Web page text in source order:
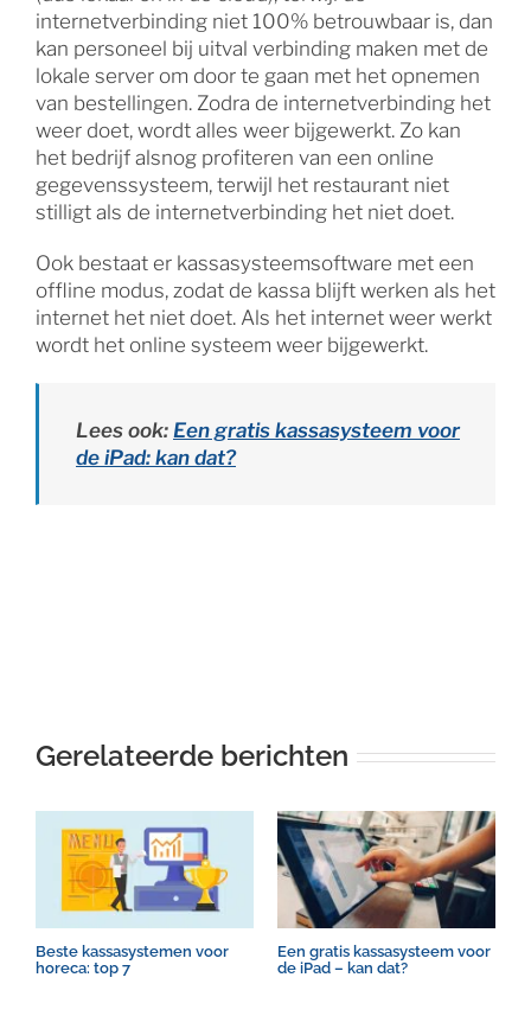
internetverbinding niet 100% betrouwbaar is, dan
kan personeel bij uitval verbinding maken met de
lokale server om door te gaan met het opnemen
van bestellingen. Zodra de internetverbinding het
weer doet, wordt alles weer bijgewerkt. Zo kan
het bedrijf alsnog profiteren van een online
gegevenssysteem, terwijl het restaurant niet
stilligt als de internetverbinding het niet doet.
Ook bestaat er kassasysteemsoftware met een
offline modus, zodat de kassa blijft werken als het
internet het niet doet. Als het internet weer werkt
wordt het online systeem weer bijgewerkt.
Lees ook: Een gratis kassasysteem voor
de iPad: kan dat?
Gerelateerde berichten
Beste kassasystemen voor
horeca: top 7
Een gratis kassasysteem voor
de iPad – kan dat?